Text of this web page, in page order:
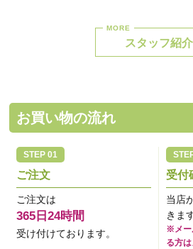
スタッフ紹介
お買い物の流れ
ご注文
ご注文は
365日24時間
受け付けております。
受付
当店
きま
※メー
る方は